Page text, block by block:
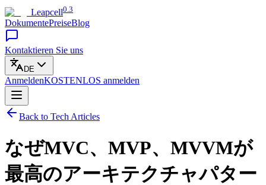
Leapcell0.3
DokumentePreiseBlog
Kontaktieren Sie uns
DE
AnmeldenKOSTENLOS anmelden
Back to Tech Articles
なぜMVC、MVP、MVVMが
最高のアーキテクチャパター